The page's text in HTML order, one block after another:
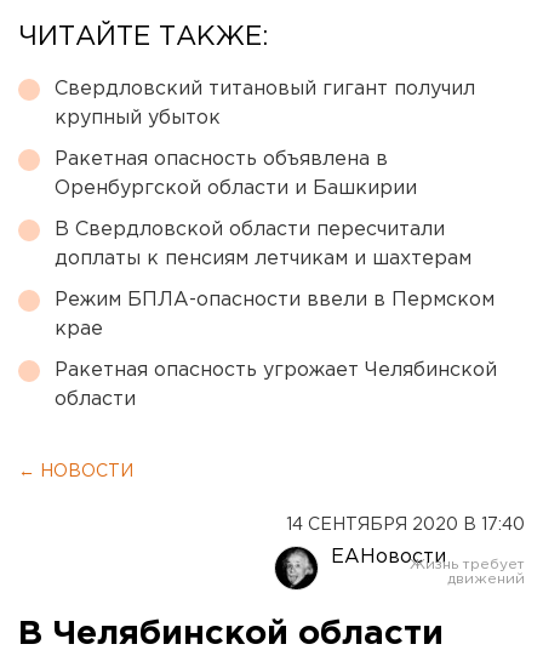
ЧИТАЙТЕ ТАКЖЕ:
Свердловский титановый гигант получил
крупный убыток
Ракетная опасность объявлена в
Оренбургской области и Башкирии
В Свердловской области пересчитали
доплаты к пенсиям летчикам и шахтерам
Режим БПЛА-опасности ввели в Пермском
крае
Ракетная опасность угрожает Челябинской
области
← НОВОСТИ
14 СЕНТЯБРЯ 2020 В 17:40
ЕАНовости
В Челябинской области